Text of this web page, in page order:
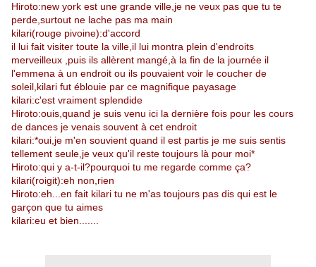
Hiroto:new york est une grande ville,je ne veux pas que tu te
perde,surtout ne lache pas ma main
kilari(rouge pivoine):d'accord
il lui fait visiter toute la ville,il lui montra plein d'endroits
merveilleux ,puis ils allèrent mangé,à la fin de la journée il
l'emmena à un endroit ou ils pouvaient voir le coucher de
soleil,kilari fut éblouie par ce magnifique payasage
kilari:c'est vraiment splendide
Hiroto:ouis,quand je suis venu ici la dernière fois pour les cours
de dances je venais souvent à cet endroit
kilari:*oui,je m'en souvient quand il est partis je me suis sentis
tellement seule, je veux qu'il reste toujours là pour moi*
Hiroto:qui y a-t-il?pourquoi tu me regarde comme ça?
kilari(roigit):eh non,rien
Hiroto:eh...en fait kilari tu ne m'as toujours pas dis qui est le
garçon que tu aimes
kilari:eu et bien.......